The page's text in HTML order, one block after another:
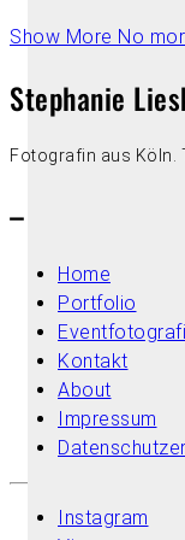
Show More No
Stephanie
Fotografin aus Köln.
–
Home
Portfolio
Kontakt
About
Impressum
Instagram